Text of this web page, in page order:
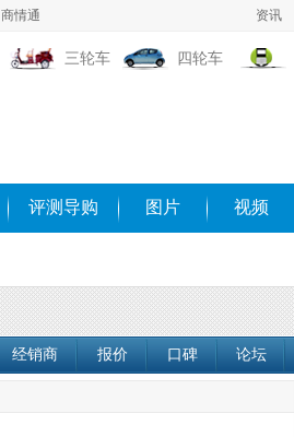
资讯
商情通
三轮车 四轮车
评测导购 图片 视频
经销商 报价 口碑 论坛